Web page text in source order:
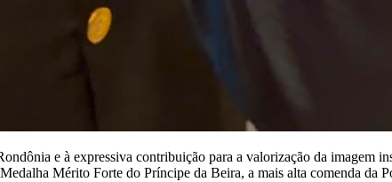
e à expressiva contribuição para a valorização da imagem
Mérito Forte do Príncipe da Beira, a mais alta comenda da